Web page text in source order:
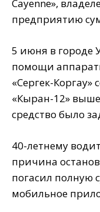
Cayenne»,
предприятию
5 июня в городе
помощи
«Сергек-
«Кыран-12»
средство было
40-летнему
причина
погасил полную
мобильное